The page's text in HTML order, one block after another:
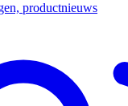
productnieuws